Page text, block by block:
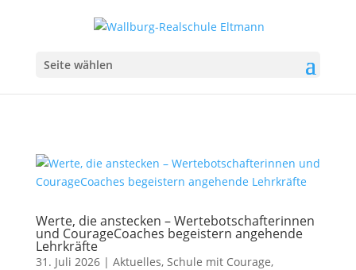
Seite wählen
Werte, die anstecken – Wertebotschafterinnen
und CourageCoaches begeistern angehende
Lehrkräfte
31. Juli 2026| Aktuelles, Schule mit Courage,